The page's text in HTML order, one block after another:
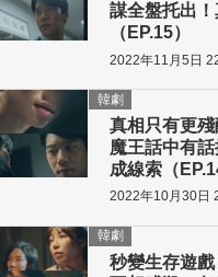
謀全盤托出
（EP.15）
2022年11月5日
真相只有更
魔王話中有
成線索（
韓劇
2022年10月30日
秒變生存遊
韓劇